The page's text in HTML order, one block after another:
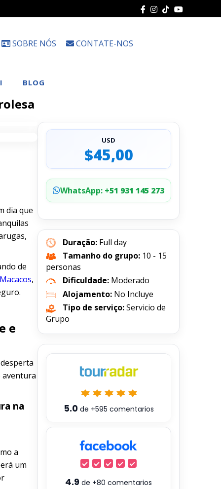
SOBRE NÓS CONTATE-NOS
BLOG
dia que
de
Macacos,
e
aventura
na
a
um
USD
$45,00
WhatsApp: +51 931 145 273
Duração: Full day
Tamanho do grupo: 10 - 15
personas
Dificuldade: Moderado
Alojamento: No Incluye
Tipo de serviço:Servicio de
Grupo
5.0 de +595 comentarios
4.9 de +80 comentarios